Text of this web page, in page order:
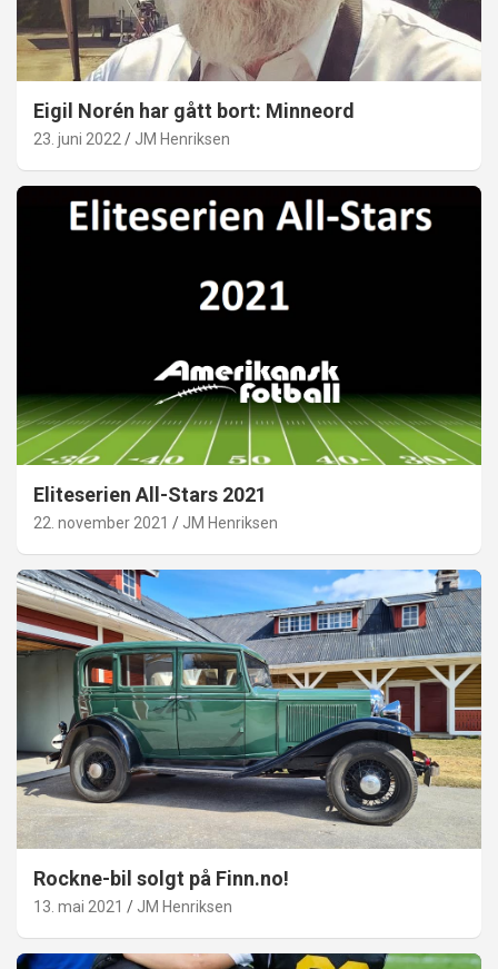
Eigil Norén har gått bort: Minneord
23. juni 2022 JM Henriksen
Eliteserien All-Stars 2021
22. november 2021 JM Henriksen
Rockne-bil solgt på Finn.no!
13. mai 2021 JM Henriksen